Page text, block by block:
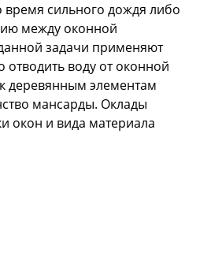
сильного дождя либо
между оконной
задачи применяют
воду от оконной
деревянным элементам
мансарды. Оклады
окон и вида материала